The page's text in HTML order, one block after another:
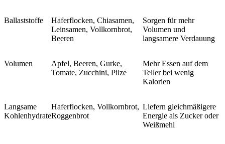
Ballaststoffe
Haferflocken, Chiasamen,
Leinsamen, Vollkornbrot,
Beeren
Sorgen für mehr
Volumen und
langsamere Verdauung
Volumen
Apfel, Beeren, Gurke,
Tomate, Zucchini, Pilze
Mehr Essen auf dem
Teller bei wenig
Kalorien
Langsame
Kohlenhydrate
Haferflocken, Vollkornbrot,
Roggenbrot
Liefern gleichmäßigere
Energie als Zucker oder
Weißmehl